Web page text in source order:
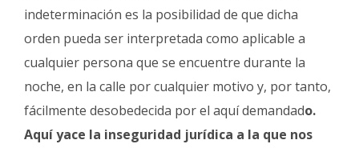
indeterminación es la posibilidad de que dicha
orden pueda ser interpretada como aplicable a
cualquier persona que se encuentre durante la
noche, en la calle por cualquier motivo y, por tanto,
fácilmente desobedecida por el aquí demandado.
Aquí yace la inseguridad jurídica a la que nos